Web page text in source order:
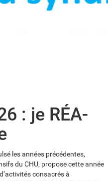
: je RÉA-
les années précédentes,
du CHU, propose cette année
consacrés à